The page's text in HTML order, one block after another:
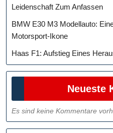
Leidenschaft Zum Anfassen
BMW E30 M3 Modellauto:
Motorsport-Ikone
Haas F1: Aufstieg Eines
Neueste
Es sind keine Kommentare